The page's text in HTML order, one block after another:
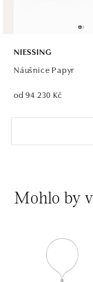
NIESSING
Náušnice Papyr
od 94 230 Kč
Mohlo by